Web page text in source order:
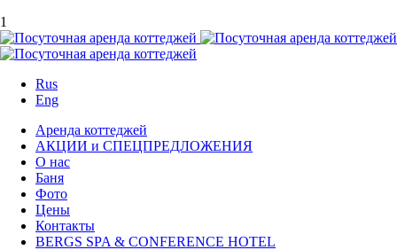
1
Rus
Eng
Аренда коттеджей
АКЦИИ и СПЕЦПРЕДЛОЖЕНИЯ
О нас
Баня
Фото
Цены
Контакты
BERGS SPA & CONFERENCE HOTEL